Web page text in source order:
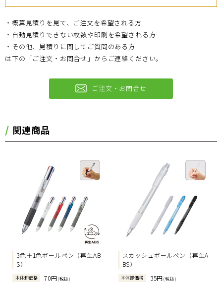
・概算見積りを見て、ご注文を希望される方
・自動見積りできない枚数や印刷を希望される方
・その他、見積りに関してご質問のある方
は下の「ご注文・お問合せ」からご連絡ください。
ご注文・お問合せ
関連商品
3色＋1色ボールペン（再生AB
S）
本体卸価格 70円(税抜)
スカッシュボールペン（再生A
BS）
本体卸価格 35円(税抜)